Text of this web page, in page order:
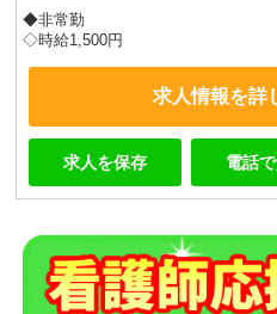
◆非常勤
◇時給1,500円
求人情報を詳
求人を保存 電話